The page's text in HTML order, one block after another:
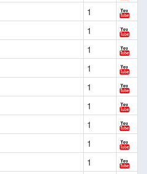
1
1
1
1
1
1
1
1
1